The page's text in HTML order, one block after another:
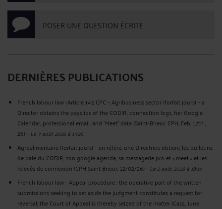
POSER UNE QUESTION ÉCRITE
DERNIÈRES PUBLICATIONS
French labour law -Article 145 CPC – Agribusiness sector (forfait jours) – a
Director obtains the payslips of the CODIR, connection logs, her Google
Calendar, professional email, and "Meet" data (Saint-Brieuc CPH, Feb. 12th ,
26)- Le 3 août 2026 à 15:26
Agroalimentaire (forfait jours) – en référé, une Directrice obtient les bulletins
de paie du CODIR, son google agenda, sa messagerie pro et « meet » et les
relevés de connexion (CPH Saint Brieuc 12/02/26)- Le 2 août 2026 à 18:14
French labour law - Appeal procedure : the operative part of the written
submissions seeking to set aside the judgment constitutes a request for
reversal; the Court of Appeal is thereby seized of the matter (Cass., June